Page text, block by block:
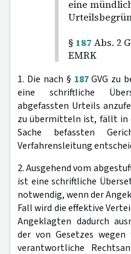
eine
§ 187 Abs. 2
EMRK
1. Die nach § 187GVG zu
eine schriftliche
abgefassten Urteils
zu übermitteln ist, fällt in
Sache befassten
Verfahrensleitung
2. Ausgehend vom
ist eine schriftliche
notwendig, wenn der
Fall wird die effektive
Angeklagten dadurch
der von Gesetzes wegen
verantwortliche